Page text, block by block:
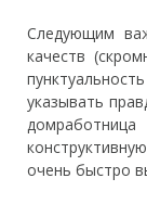
Следующим
качеств
указывать
очень быстро